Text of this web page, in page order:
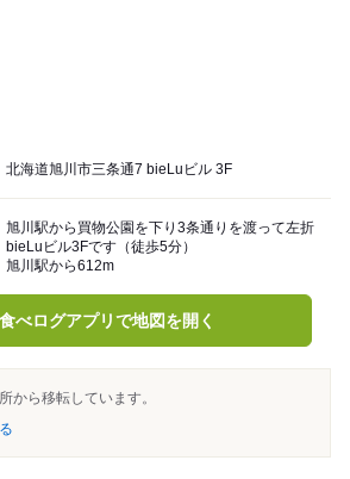
北海道旭川市三条通7 bieLuビル 3F
旭川駅から買物公園を下り3条通りを渡って左折
bieLuビル3Fです（徒歩5分）
旭川駅から612m
食べログアプリで地図を開く
から移転しています。